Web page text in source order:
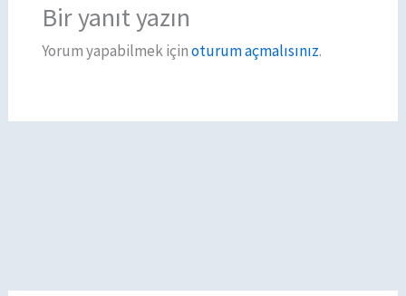
Bir yanıt yazın
Yorum yapabilmek içinoturum açmalısınız.